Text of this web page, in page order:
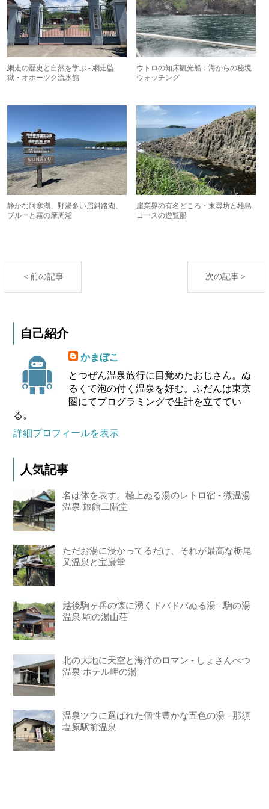
網走の歴史と自然を学ぶ - 網走監
獄・オホーツク流氷館
ウトロの知床観光船：海からの秘境
ウォッチング
静かな阿寒湖、野湯多い屈斜路湖、
ブルーと霧の摩周湖
崖業界の有名どころ・東尋坊と雄島
コースの遊覧船
＜前の記事 次の記事＞
自己紹介
かまぼこ
とつぜん温泉旅行に目覚めたおじさん。ぬ
るくて泡の付く温泉を好む。ふだんは東京
圏にてプログラミングで生計を立ててい
る。
詳細プロフィールを表示
人気記事
名は体を表す。極上ぬる湯のレトロ宿 - 微温湯
温泉 旅館二階堂
ただお湯に浸かってるだけ、それが最高な栃尾
又温泉と宝巌堂
越後駒ヶ岳の懐に湧くドバドバぬる湯 - 駒の湯
温泉 駒の湯山荘
北の大地に天空と海洋のロマン - しょさんべつ
温泉 ホテル岬の湯
温泉ツウに選ばれた個性豊かな五色の湯 - 那須
塩原駅前温泉